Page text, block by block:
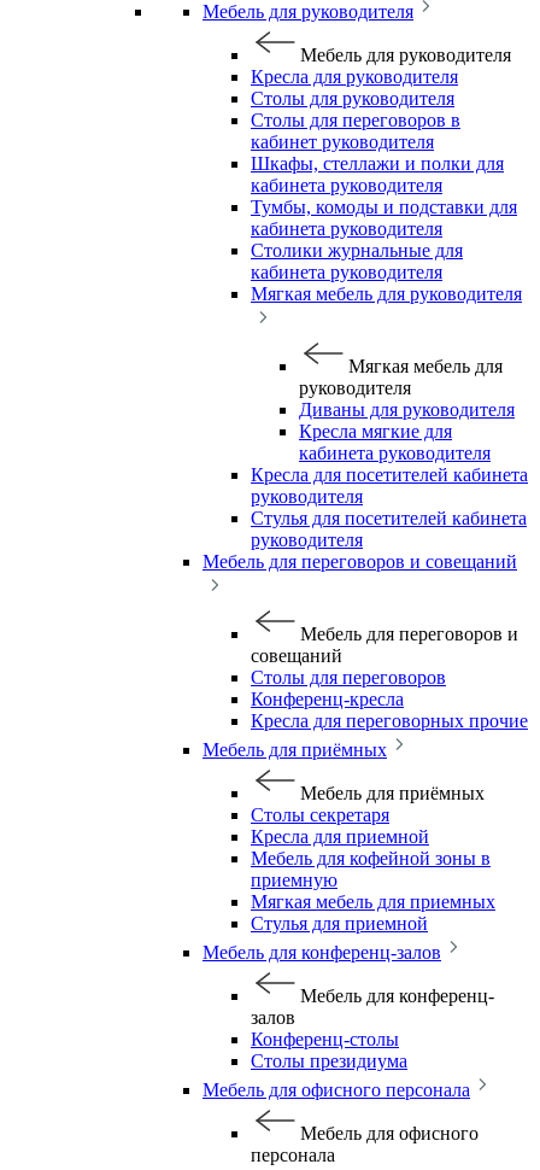
Мебель для руководителя
Мебель для руководителя
Кресла для руководителя
Столы для руководителя
Столы для переговоров в
кабинет руководителя
Шкафы, стеллажи и полки для
кабинета руководителя
Тумбы, комоды и подставки для
кабинета руководителя
Столики журнальные для
кабинета руководителя
Мягкая мебель для руководителя
Мягкая мебель для
руководителя
Диваны для руководителя
Кресла мягкие для
кабинета руководителя
Кресла для посетителей кабинета
руководителя
Стулья для посетителей кабинета
руководителя
Мебель для переговоров и совещаний
Мебель для переговоров и
совещаний
Столы для переговоров
Конференц-кресла
Кресла для переговорных прочие
Мебель для приёмных
Мебель для приёмных
Столы секретаря
Кресла для приемной
Мебель для кофейной зоны в
приемную
Мягкая мебель для приемных
Стулья для приемной
Мебель для конференц-залов
Мебель для конференц-
залов
Конференц-столы
Столы президиума
Мебель для офисного персонала
Мебель для офисного
персонала